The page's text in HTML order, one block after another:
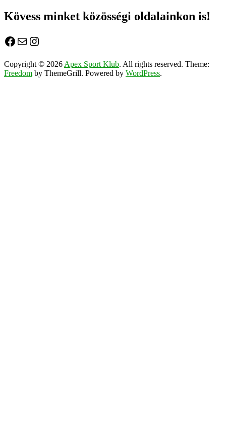
Kövess minket közösségi oldalainkon is!
Facebook
MailInstagram
Copyright © 2026 Apex Sport Klub. All rights reserved. Theme:
Freedom by ThemeGrill. Powered by WordPress.